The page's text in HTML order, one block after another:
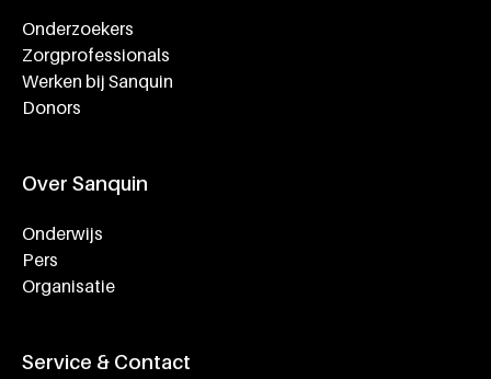
Onderzoekers
Zorgprofessionals
Werken bij Sanquin
Donors
Over Sanquin
Onderwijs
Pers
Organisatie
Service & Contact